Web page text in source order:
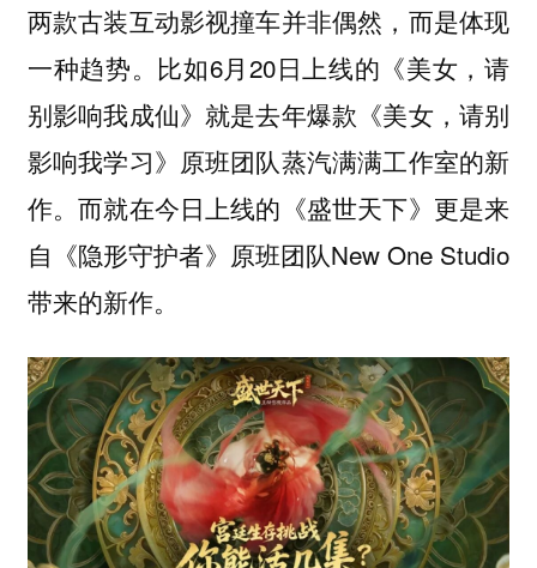
两款古装互动影视撞车并非偶然，而是体现
一种趋势。比如6月20日上线的《美女，请
别影响我成仙》就是去年爆款《美女，请别
影响我学习》原班团队蒸汽满满工作室的新
作。而就在今日上线的《盛世天下》更是来
自《隐形守护者》原班团队New One Studio
带来的新作。